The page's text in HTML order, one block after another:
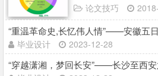
论文技巧
“重温革命史,长忆伟人情”——安徽五
毕业设计 2023-12-28
“穿越潇湘，梦回长安”——长沙至西